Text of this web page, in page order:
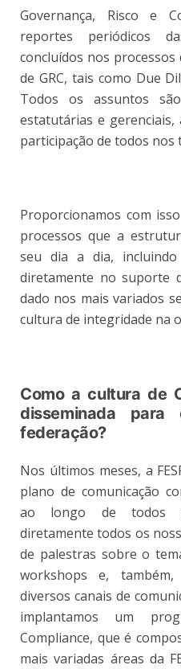
Governança, Risco e
reportes periódicos
concluídos nos
de GRC, tais como Due
Todos os assuntos
estatutárias e gerenciais,
participação de todos
Proporcionamos com
processos que a
seu dia a dia,
diretamente no suporte
dado nos mais variados
cultura de integridade na
Como a cultura de
disseminada
federação?
Nos últimos meses, a
plano de comunicação
ao longo de todos
diretamente todos os
de palestras sobre o
workshops e,
diversos canais de
implantamos um
Compliance, que é
mais variadas áreas da